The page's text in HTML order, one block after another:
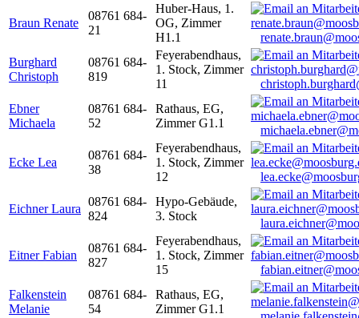
Braun Renate
08761 684-
21
Huber-Haus, 1.
OG, Zimmer
H1.1
Burghard
Christoph
08761 684-
819
Feyerabendhaus,
1. Stock, Zimmer
11
Ebner
Michaela
08761 684-
52
Rathaus, EG,
Zimmer G1.1
Ecke Lea
08761 684-
38
Feyerabendhaus,
1. Stock, Zimmer
12
Eichner Laura
08761 684-
824
Hypo-Gebäude,
3. Stock
Eitner Fabian
08761 684-
827
Feyerabendhaus,
1. Stock, Zimmer
15
Falkenstein
Melanie
08761 684-
54
Rathaus, EG,
Zimmer G1.1